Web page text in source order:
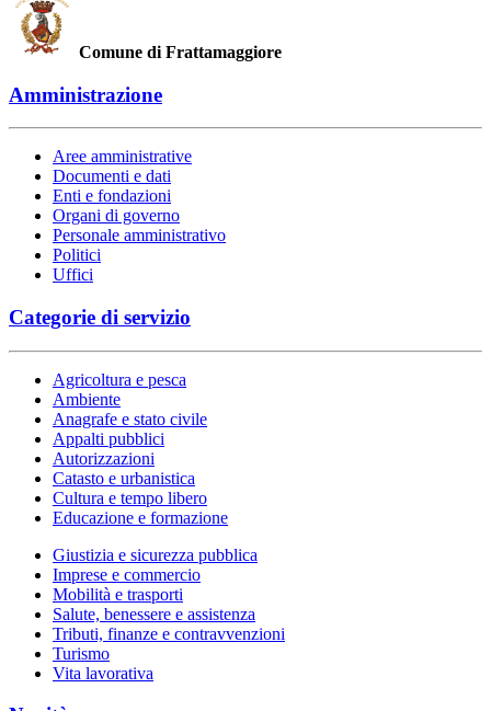
Comune di Frattamaggiore
Amministrazione
Aree amministrative
Documenti e dati
Enti e fondazioni
Organi di governo
Personale amministrativo
Politici
Uffici
Categorie di servizio
Agricoltura e pesca
Ambiente
Anagrafe e stato civile
Appalti pubblici
Autorizzazioni
Catasto e urbanistica
Cultura e tempo libero
Educazione e formazione
Giustizia e sicurezza pubblica
Imprese e commercio
Mobilità e trasporti
Salute, benessere e assistenza
Tributi, finanze e contravvenzioni
Turismo
Vita lavorativa